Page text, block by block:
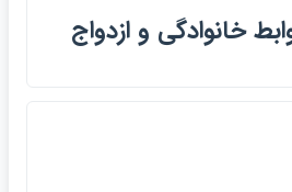
خانوادگي و ازدواج